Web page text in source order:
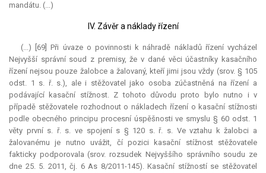
mandátu. (...)
IV. Závěr a náklady řízení
(...) [69] Při úvaze o povinnosti k náhradě nákladů řízení vycházel
Nejvyšší správní soud z premisy, že v dané věci účastníky kasačního
řízení nejsou pouze žalobce a žalovaný, kteří jimi jsou vždy (srov. § 105
odst. 1 s. ř. s.), ale i stěžovatel jako osoba zúčastněná na řízení a
podávající kasační stížnost. Z tohoto důvodu proto bylo nutno i v
případě stěžovatele rozhodnout o nákladech řízení o kasační stížnosti
podle obecného principu procesní úspěšnosti ve smyslu § 60 odst. 1
věty první s. ř. s. ve spojení s § 120 s. ř. s. Ve vztahu k žalobci a
žalovanému je nutno uvážit, čí pozici kasační stížnost stěžovatele
fakticky podporovala (srov. rozsudek Nejvyššího správního soudu ze
dne 25. 5. 2011, čj. 6 As 8/2011-145). Kasační stížností se stěžovatel